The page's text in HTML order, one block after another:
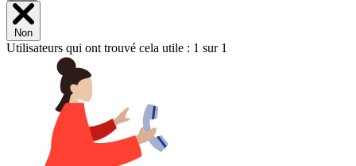
Non
Utilisateurs qui ont trouvé cela utile : 1 sur 1